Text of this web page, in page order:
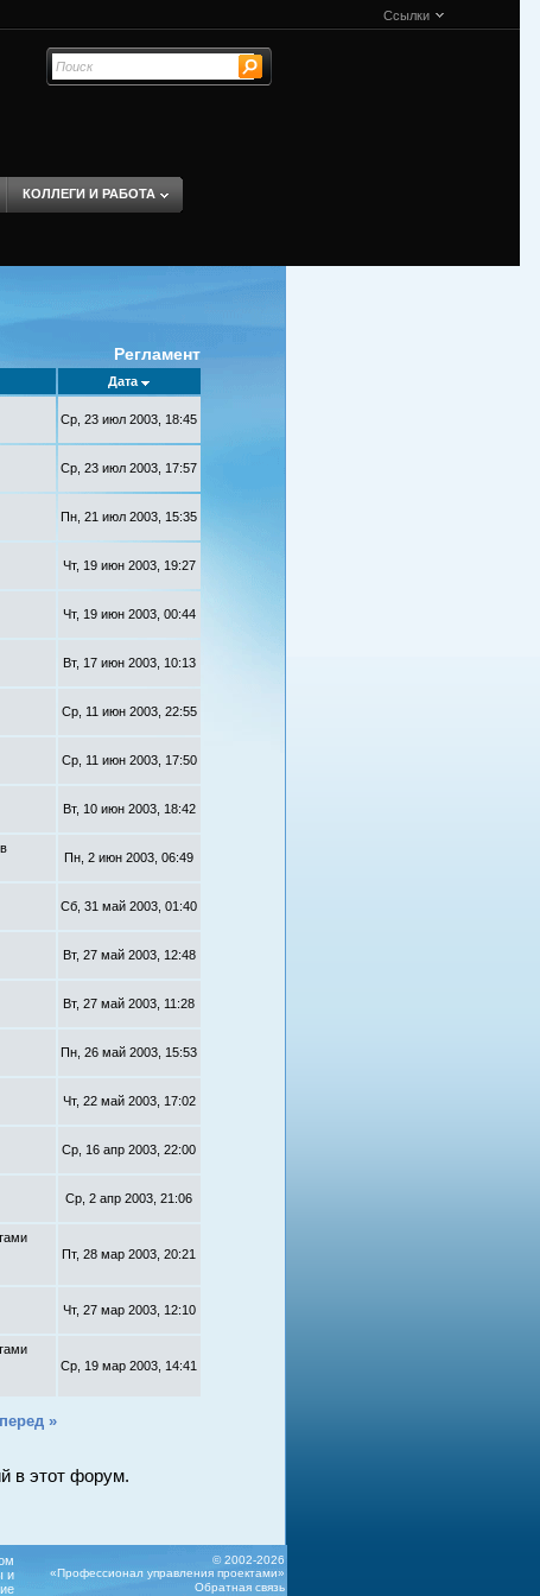
Ссылки
КОЛЛЕГИ И РАБОТА
Регламент
Дата
Ср, 23 июл 2003, 18:45
Ср, 23 июл 2003, 17:57
Пн, 21 июл 2003, 15:35
Чт, 19 июн 2003, 19:27
Чт, 19 июн 2003, 00:44
Вт, 17 июн 2003, 10:13
Ср, 11 июн 2003, 22:55
Ср, 11 июн 2003, 17:50
Вт, 10 июн 2003, 18:42
Пн, 2 июн 2003, 06:49
Сб, 31 май 2003, 01:40
Вт, 27 май 2003, 12:48
Вт, 27 май 2003, 11:28
Пн, 26 май 2003, 15:53
Чт, 22 май 2003, 17:02
Ср, 16 апр 2003, 22:00
Ср, 2 апр 2003, 21:06
Пт, 28 мар 2003, 20:21
Чт, 27 мар 2003, 12:10
Ср, 19 мар 2003, 14:41
»
в этот форум.
и
© 2002-2026
«Профессионал управления проектами»
Обратная связь